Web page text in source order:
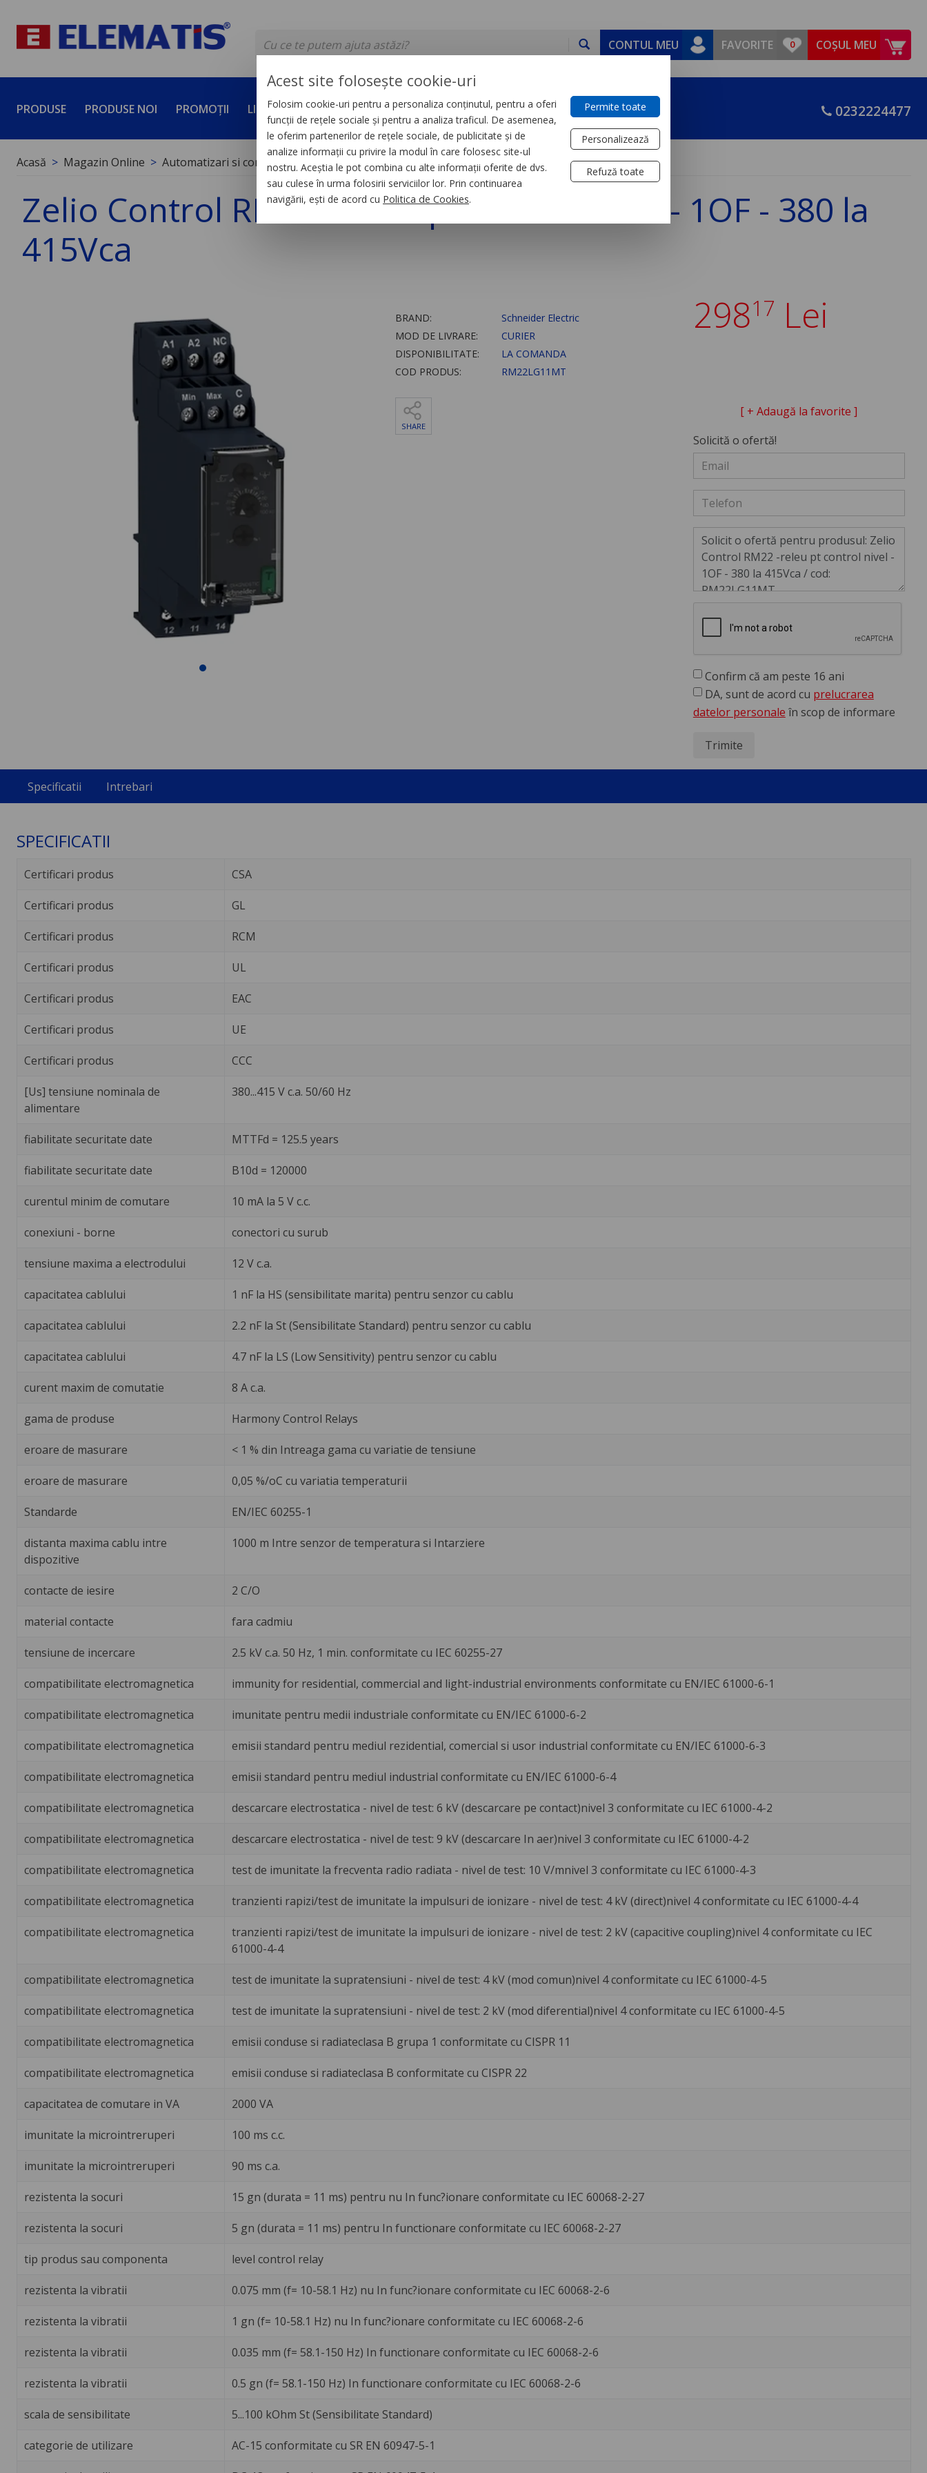
CONTUL MEU FAVORITE COȘUL MEU
PRODUSE PRODUSE NOI PROMOȚII LICHIDĂRI DE STOC SERVICII DEVINO PARTENER CONTACT 0232224477
Acasă Magazin Online Automatizari si control industrial Relee
Zelio Control RM22 -releu pt control nivel - 1OF - 380 la
415Vca
BRAND:
Schneider Electric
MOD DE LIVRARE:
CURIER
DISPONIBILITATE:
LA COMANDA
COD PRODUS:
RM22LG11MT
SHARE
29817 Lei
[ + Adaugă la favorite ]
Solicită o ofertă!
Confirm că am peste 16 ani
DA, sunt de acord cu prelucrarea
datelor personale în scop de informare
Trimite
Specificatii Intrebari
SPECIFICATII
Certificari produs CSA
Certificari produs GL
Certificari produs RCM
Certificari produs UL
Certificari produs EAC
Certificari produs UE
Certificari produs CCC
[Us] tensiune nominala de
alimentare
380...415 V c.a. 50/60 Hz
fiabilitate securitate date MTTFd = 125.5 years
fiabilitate securitate date B10d = 120000
curentul minim de comutare 10 mA la 5 V c.c.
conexiuni - borne conectori cu surub
tensiune maxima a electrodului 12 V c.a.
capacitatea cablului 1 nF la HS (sensibilitate marita) pentru senzor cu cablu
capacitatea cablului 2.2 nF la St (Sensibilitate Standard) pentru senzor cu cablu
capacitatea cablului 4.7 nF la LS (Low Sensitivity) pentru senzor cu cablu
curent maxim de comutatie 8 A c.a.
gama de produse Harmony Control Relays
eroare de masurare < 1 % din Intreaga gama cu variatie de tensiune
eroare de masurare 0,05 %/oC cu variatia temperaturii
Standarde EN/IEC 60255-1
distanta maxima cablu intre
dispozitive
1000 m Intre senzor de temperatura si Intarziere
contacte de iesire 2 C/O
material contacte fara cadmiu
tensiune de incercare 2.5 kV c.a. 50 Hz, 1 min. conformitate cu IEC 60255-27
compatibilitate electromagnetica immunity for residential, commercial and light-industrial environments conformitate cu EN/IEC 61000-6-1
compatibilitate electromagnetica imunitate pentru medii industriale conformitate cu EN/IEC 61000-6-2
compatibilitate electromagnetica emisii standard pentru mediul rezidential, comercial si usor industrial conformitate cu EN/IEC 61000-6-3
compatibilitate electromagnetica emisii standard pentru mediul industrial conformitate cu EN/IEC 61000-6-4
compatibilitate electromagnetica descarcare electrostatica - nivel de test: 6 kV (descarcare pe contact)nivel 3 conformitate cu IEC 61000-4-2
compatibilitate electromagnetica descarcare electrostatica - nivel de test: 9 kV (descarcare In aer)nivel 3 conformitate cu IEC 61000-4-2
compatibilitate electromagnetica test de imunitate la frecventa radio radiata - nivel de test: 10 V/mnivel 3 conformitate cu IEC 61000-4-3
compatibilitate electromagnetica tranzienti rapizi/test de imunitate la impulsuri de ionizare - nivel de test: 4 kV (direct)nivel 4 conformitate cu IEC 61000-4-4
compatibilitate electromagnetica
tranzienti rapizi/test de imunitate la impulsuri de ionizare - nivel de test: 2 kV (capacitive coupling)nivel 4 conformitate cu IEC
61000-4-4
compatibilitate electromagnetica test de imunitate la supratensiuni - nivel de test: 4 kV (mod comun)nivel 4 conformitate cu IEC 61000-4-5
compatibilitate electromagnetica test de imunitate la supratensiuni - nivel de test: 2 kV (mod diferential)nivel 4 conformitate cu IEC 61000-4-5
compatibilitate electromagnetica emisii conduse si radiateclasa B grupa 1 conformitate cu CISPR 11
compatibilitate electromagnetica emisii conduse si radiateclasa B conformitate cu CISPR 22
capacitatea de comutare in VA 2000 VA
imunitate la microintreruperi 100 ms c.c.
imunitate la microintreruperi 90 ms c.a.
rezistenta la socuri 15 gn (durata = 11 ms) pentru nu In func?ionare conformitate cu IEC 60068-2-27
rezistenta la socuri 5 gn (durata = 11 ms) pentru In functionare conformitate cu IEC 60068-2-27
tip produs sau componenta level control relay
rezistenta la vibratii 0.075 mm (f= 10-58.1 Hz) nu In func?ionare conformitate cu IEC 60068-2-6
rezistenta la vibratii 1 gn (f= 10-58.1 Hz) nu In func?ionare conformitate cu IEC 60068-2-6
rezistenta la vibratii 0.035 mm (f= 58.1-150 Hz) In functionare conformitate cu IEC 60068-2-6
rezistenta la vibratii 0.5 gn (f= 58.1-150 Hz) In functionare conformitate cu IEC 60068-2-6
scala de sensibilitate 5...100 kOhm St (Sensibilitate Standard)
categorie de utilizare AC-15 conformitate cu SR EN 60947-5-1
Acest site folosește cookie-uri
Folosim cookie-uri pentru a personaliza conținutul, pentru a oferi
funcții de rețele sociale și pentru a analiza traficul. De asemenea,
le oferim partenerilor de rețele sociale, de publicitate și de
analize informații cu privire la modul în care folosesc site-ul
nostru. Aceștia le pot combina cu alte informații oferite de dvs.
sau culese în urma folosirii serviciilor lor. Prin continuarea
navigării, ești de acord cu Politica de Cookies.
Permite toate
Personalizează
Refuză toate